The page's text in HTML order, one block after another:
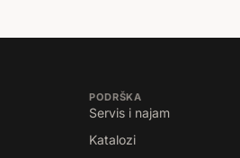
PODRŠKA
Servis i najam
Katalozi